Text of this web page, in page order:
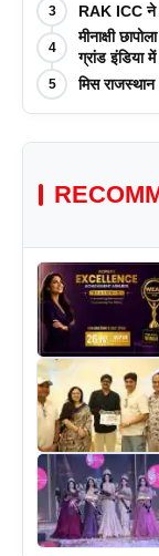
3 RAK ICC ने
4
मीनाक्षी
ग्रांड इंडिया
5 मिस